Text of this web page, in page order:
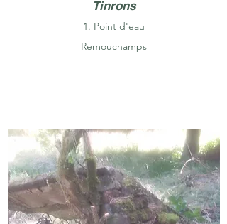
Tinrons
1. Point d'eau
Remouchamps